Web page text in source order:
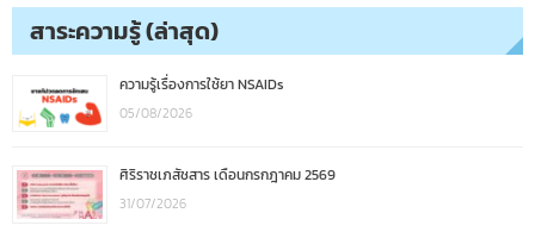
สาระความรู้ (ล่าสุด)
ความรู้เรื่องการใช้ยา NSAIDs
05/08/2026
ศิริราชเภสัชสาร เดือนกรกฎาคม 2569
31/07/2026